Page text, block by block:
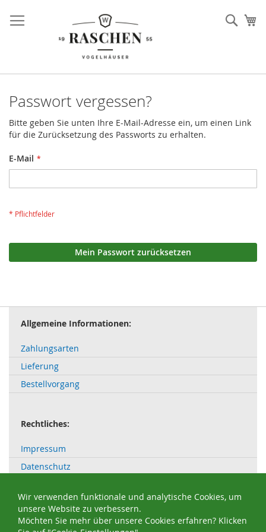
zum
Inhalt
Passwort vergessen?
Bitte geben Sie unten Ihre E-Mail-Adresse ein, um einen Link
für die Zurücksetzung des Passworts zu erhalten.
E-Mail
Mein Passwort zurücksetzen
Allgemeine Informationen:
Zahlungsarten
Lieferung
Bestellvorgang
Rechtliches:
Impressum
Datenschutz
Widerrufsbelehrung
Bestellung widerrufen / Widerruf erklären
Wir verwenden funktionale und analytische Cookies, um
unsere Website zu verbessern.
Möchten Sie mehr über unsere Cookies erfahren? Klicken